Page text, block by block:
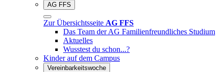
AG FFS
Zur Übersichtsseite AG FFS
Das Team der AG Familienfreundliches Studium
Aktuelles
Wusstest du schon...?
Kinder auf dem Campus
Vereinbarkeitswoche